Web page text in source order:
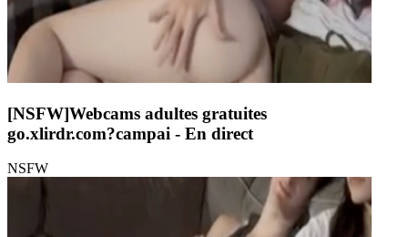
[NSFW]Webcams adultes gratuites
go.xlirdr.com?campai - En direct
NSFW